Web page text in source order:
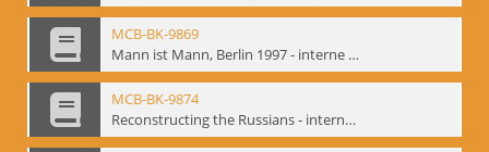
MCB-BK-9869
Mann ist Mann, Berlin 1997 - interne Signatur: BM-prt-66
MCB-BK-9874
Reconstructing the Russians - interne Signatur: BM-prt-70b